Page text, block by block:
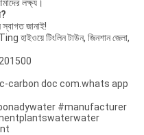
লক্ষ্য।
জানাই!
হাইওয়ে টিংলিন টাউন, জিনশান জেলা,
carbon doc com.whats app
#manufacturer